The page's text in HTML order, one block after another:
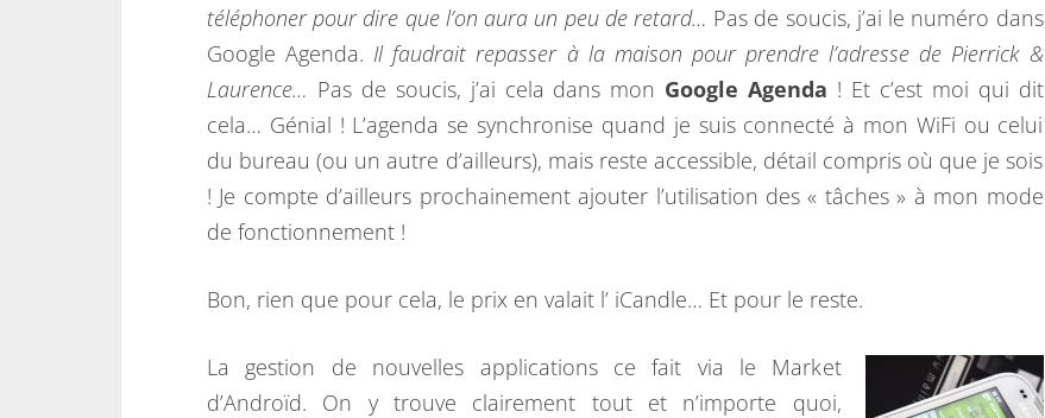
!
téléphoner pour dire que l’on aura un peu de retard… Pas de soucis, j’ai le numéro dans
Google Agenda. Il faudrait repasser à la maison pour prendre l’adresse de Pierrick &
Laurence… Pas de soucis, j’ai cela dans mon Google Agenda ! Et c’est moi qui dit
cela… Génial ! L’agenda se synchronise quand je suis connecté à mon WiFi ou celui
du bureau (ou un autre d’ailleurs), mais reste accessible, détail compris où que je sois
! Je compte d’ailleurs prochainement ajouter l’utilisation des « tâches » à mon mode
de fonctionnement !
Bon, rien que pour cela, le prix en valait l’ iCandle… Et pour le reste.
La gestion de nouvelles applications ce fait via le Market
d’Androïd. On y trouve clairement tout et n’importe quoi,